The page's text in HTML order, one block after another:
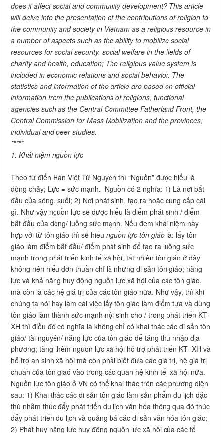
does it affect social and community development? This article
will delve into the presentation of the contributions of religion to
the community and society in Vietnam as a religious resource in
a number of aspects such as the ability to mobilize social
resources for social security. social welfare in the fields of
charity and health, education; The religious value system is
included in economic relations and social behavior. The
statistics and information of the article are based on official
information from the publications of religions, functional
agencies such as the Central Committee Fatherland Front, the
Central Commission for Mass Mobilization and the provinces;
individual and peer studies.
*****
1. Khái niệm nguồn lực
Theo từ điển Hán Việt Từ Nguyên thì “Nguồn” được hiểu là
dòng chảy; Lực = sức mạnh. Nguồn có 2 nghĩa: 1) Là nơi bắt
đầu của sông, suối; 2) Nơi phát sinh, tạo ra hoặc cung cấp cái
gì. Như vậy nguồn lực sẽ được hiểu là điểm phát sinh / điểm
bắt đầu của dòng/ luồng sức mạnh. Nếu đem khái niệm này
hợp với từ tôn giáo thì sẽ hiểu nguồn lực tôn giáo là: lấy tôn
giáo làm điểm bắt đầu/ điểm phát sinh để tạo ra luồng sức
mạnh trong phát triển kinh tế xã hội, tất nhiên tôn giáo ở đây
không nên hiểu đơn thuần chỉ là những di sản tôn giáo; năng
lực và khả năng huy động nguồn lực xã hội của các tôn giáo,
mà còn là các hệ giá trị của các tôn giáo nữa. Như vậy, thì khi
chúng ta nói hay làm cái việc lấy tôn giáo làm điểm tựa và dùng
tôn giáo làm thành sức mạnh nội sinh cho / trong phát triển KT-
XH thì điều đó có nghĩa là không chỉ có khai thác các di sản tôn
giáo/ tài nguyên/ năng lực của tôn giáo để tăng thu nhập địa
phương; tăng thêm nguồn lực xã hội hỗ trợ phát triển KT- XH và
hỗ trợ an sinh xã hội mà còn phải biết đưa các giá trị, hệ giá trị
chuẩn của tôn giaó vào trong các quan hệ kinh tế, xã hội nữa.
Nguồn lực tôn giáo ở VN có thể khai thác trên các phương diện
sau: 1) Khai thác các di sản tôn giáo làm sản phẩm du lịch đặc
thù nhằm thúc đẩy phát triển du lịch văn hóa thông qua đó thúc
đẩy phát triển du lịch và quảng bá các di sản văn hóa tôn giáo;
2) Phát huy năng lực huy động nguồn lực xã hội của các tổ